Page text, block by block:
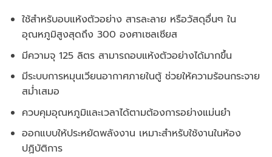
ใช้สำหรับอบแห้งตัวอย่าง สารละลาย หรือวัสดุอื่นๆ ใน
อุณหภูมิสูงสุดถึง 300 องศาเซลเซียส
มีความจุ 125 ลิตร สามารถอบแห้งตัวอย่างได้มากขึ้น
มีระบบการหมุนเวียนอากาศภายในตู้ ช่วยให้ความร้อนกระจาย
สม่ำเสมอ
ควบคุมอุณหภูมิและเวลาได้ตามต้องการอย่างแม่นยำ
ออกแบบให้ประหยัดพลังงาน เหมาะสำหรับใช้งานในห้อง
ปฏิบัติการ